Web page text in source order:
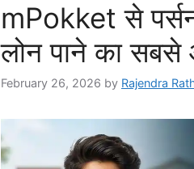
mPokket से
लोन पाने का सबसे
February 26, 2026 by Rajendra